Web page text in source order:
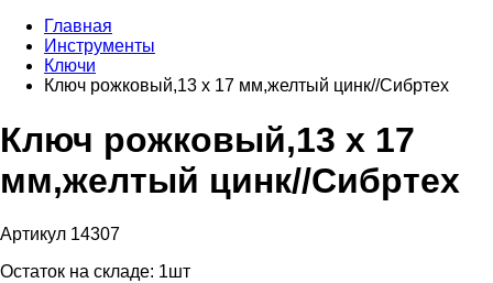
Главная
Инструменты
Ключи
Ключ рожковый,13 х 17 мм,желтый цинк//Сибртех
Ключ рожковый,13 х 17
мм,желтый цинк//Сибртех
Артикул 14307
Остаток на складе: 1шт